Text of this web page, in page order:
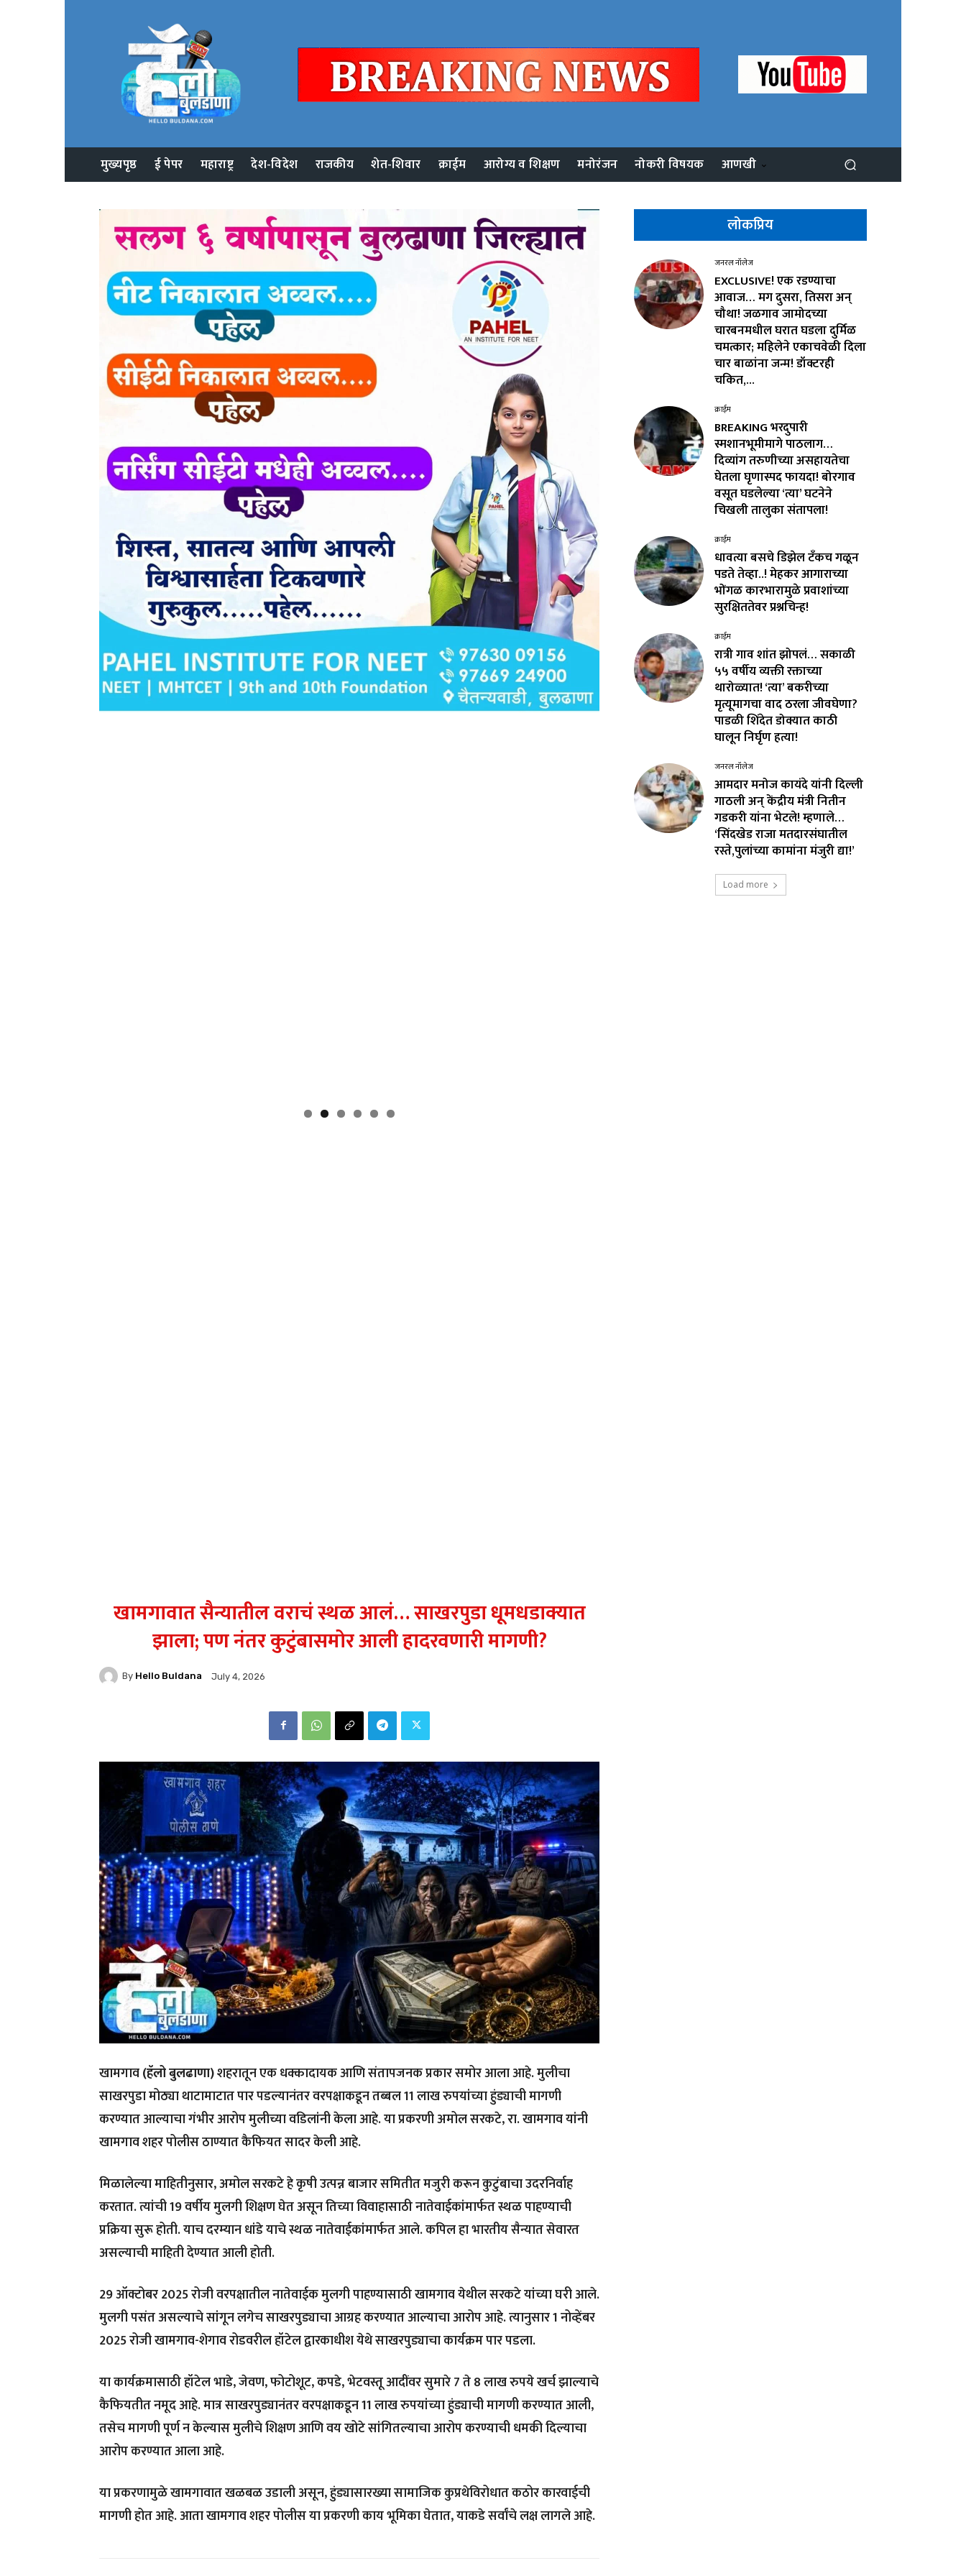
मुख्यपृष्ठ ई पेपर महाराष्ट्र देश-विदेश राजकीय शेत-शिवार क्राईम आरोग्य व शिक्षण मनोरंजन नोकरी विषयक आणखी
खामगावात सैन्यातील वराचं स्थळ आलं… साखरपुडा धूमधडाक्यात
झाला; पण नंतर कुटुंबासमोर आली हादरवणारी मागणी?
By Hello Buldana July 4, 2026
खामगाव(हॅलो बुलढाणा)शहरातून एक धक्कादायक आणि संतापजनक प्रकार समोर आला आहे. मुलीचा
साखरपुडा मोठ्या थाटामाटात पार पडल्यानंतर वरपक्षाकडून तब्बल 11 लाख रुपयांच्या हुंड्याची मागणी
करण्यात आल्याचा गंभीर आरोप मुलीच्या वडिलांनी केला आहे. या प्रकरणी अमोल सरकटे, रा. खामगाव यांनी
खामगाव शहर पोलीस ठाण्यात कैफियत सादर केली आहे.
मिळालेल्या माहितीनुसार, अमोल सरकटे हे कृषी उत्पन्न बाजार समितीत मजुरी करून कुटुंबाचा उदरनिर्वाह
करतात. त्यांची 19 वर्षीय मुलगी शिक्षण घेत असून तिच्या विवाहासाठी नातेवाईकांमार्फत स्थळ पाहण्याची
प्रक्रिया सुरू होती. याच दरम्यान धांडे याचे स्थळ नातेवाईकांमार्फत आले. कपिल हा भारतीय सैन्यात सेवारत
असल्याची माहिती देण्यात आली होती.
29 ऑक्टोबर 2025 रोजी वरपक्षातील नातेवाईक मुलगी पाहण्यासाठी खामगाव येथील सरकटे यांच्या घरी आले.
मुलगी पसंत असल्याचे सांगून लगेच साखरपुड्याचा आग्रह करण्यात आल्याचा आरोप आहे. त्यानुसार 1 नोव्हेंबर
2025 रोजी खामगाव-शेगाव रोडवरील हॉटेल द्वारकाधीश येथे साखरपुड्याचा कार्यक्रम पार पडला.
या कार्यक्रमासाठी हॉटेल भाडे, जेवण, फोटोशूट, कपडे, भेटवस्तू आदींवर सुमारे 7 ते 8 लाख रुपये खर्च झाल्याचे
कैफियतीत नमूद आहे. मात्र साखरपुड्यानंतर वरपक्षाकडून 11 लाख रुपयांच्या हुंड्याची मागणी करण्यात आली,
तसेच मागणी पूर्ण न केल्यास मुलीचे शिक्षण आणि वय खोटे सांगितल्याचा आरोप करण्याची धमकी दिल्याचा
आरोप करण्यात आला आहे.
या प्रकरणामुळे खामगावात खळबळ उडाली असून, हुंड्यासारख्या सामाजिक कुप्रथेविरोधात कठोर कारवाईची
मागणी होत आहे. आता खामगाव शहर पोलीस या प्रकरणी काय भूमिका घेतात, याकडे सर्वांचे लक्ष लागले आहे.
लोकप्रिय
जनरल नॉलेज
EXCLUSIVE! एक रडण्याचा
आवाज… मग दुसरा, तिसरा अन्
चौथा! जळगाव जामोदच्या
चारबनमधील घरात घडला दुर्मिळ
चमत्कार; महिलेने एकाचवेळी दिला
चार बाळांना जन्म! डॉक्टरही
चकित,...
क्राईम
BREAKING भरदुपारी
स्मशानभूमीमागे पाठलाग…
दिव्यांग तरुणीच्या असहायतेचा
घेतला घृणास्पद फायदा! बोरगाव
वसूत घडलेल्या ‘त्या’ घटनेने
चिखली तालुका संतापला!
क्राईम
धावत्या बसचे डिझेल टँकच गळून
पडते तेव्हा..! मेहकर आगाराच्या
भोंगळ कारभारामुळे प्रवाशांच्या
सुरक्षिततेवर प्रश्नचिन्ह!
क्राईम
रात्री गाव शांत झोपलं… सकाळी
५५ वर्षीय व्यक्ती रक्ताच्या
थारोळ्यात! ‘त्या’ बकरीच्या
मृत्यूमागचा वाद ठरला जीवघेणा?
पाडळी शिंदेत डोक्यात काठी
घालून निर्घृण हत्या!
जनरल नॉलेज
आमदार मनोज कायंदे यांनी दिल्ली
गाठली अन् केंद्रीय मंत्री नितीन
गडकरी यांना भेटले! म्हणाले…
‘सिंदखेड राजा मतदारसंघातील
रस्ते,पुलांच्या कामांना मंजुरी द्या!’
Load more